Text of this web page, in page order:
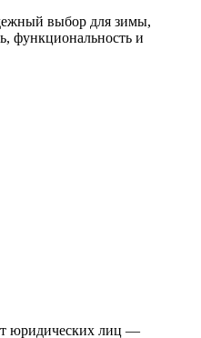
выбор для зимы,
функциональность и
юридических лиц —